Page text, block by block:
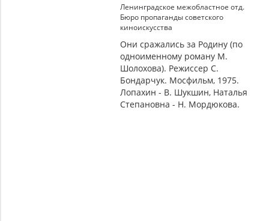
Ленинградское межобластное отд.
Бюро пропаганды советского
киноискусства
Они сражались за Родину (по
одноименному роману М.
Шолохова). Режиссер С.
Бондарчук. Мосфильм, 1975.
Лопахин - В. Шукшин, Наталья
Степановна - Н. Мордюкова.